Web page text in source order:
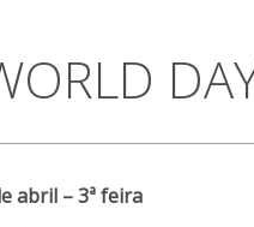
abril – 3ª feira